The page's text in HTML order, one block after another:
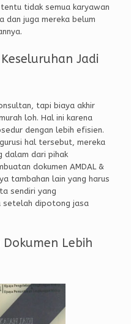
tidak semua karyawan
dan juga mereka belum
Jadi
tapi biaya akhir
loh. Hal ini karena
dengan lebih efisien.
hal tersebut, mereka
dalam dari pihak
dokumen AMDAL &
tambahan lain yang harus
sendiri yang
setelah dipotong jasa
Lebih